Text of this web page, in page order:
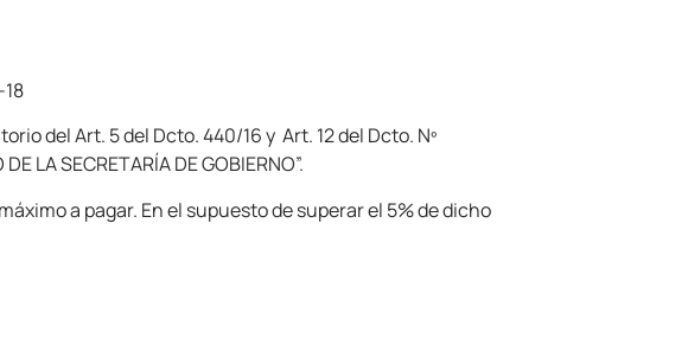
del Art. 5 del Dcto. 440/16 y Art. 12 del Dcto. Nº
LA SECRETARÍA DE GOBIERNO”.
a pagar. En el supuesto de superar el 5% de dicho